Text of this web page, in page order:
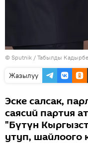
© Sputnik / Табылды
Жазылуу
Эске салсак,
саясий партия
"Бүтүн
утуп, шайлоого